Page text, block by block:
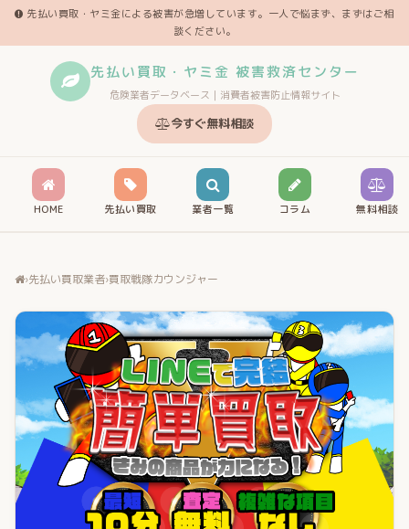
先払い買取・ヤミ金による被害が急増しています。一人で悩まず、まずはご相
談ください。
先払い買取・ヤミ金 被害救済センター
危険業者データベース｜消費者被害防止情報サイト
今すぐ無料相談
HOME 先払い買取 業者一覧 コラム 無料相談
›先払い買取業者›買取戦隊カウンジャー